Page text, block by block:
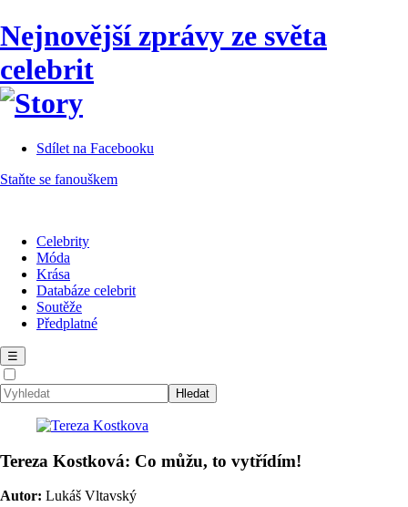
Nejnovější zprávy ze světa
celebrit
Sdílet na Facebooku
Staňte se fanouškem
Celebrity
Móda
Krása
Databáze celebrit
Soutěže
Předplatné
☰
Tereza Kostková: Co můžu, to vytřídím!
Autor: Lukáš Vltavský